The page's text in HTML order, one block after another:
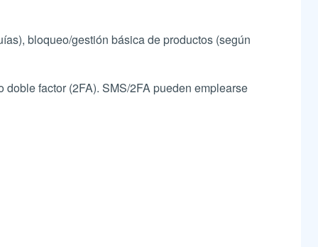
bloqueo/gestión básica de productos (según
factor (2FA). SMS/2FA pueden emplearse